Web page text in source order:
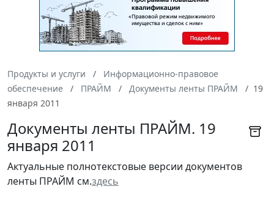
Продукты и услуги
Информационно-правовое
обеспечение
ПРАЙМ Документы ленты ПРАЙМ
19
января 2011
Документы ленты ПРАЙМ. 19
января 2011
Актуальные полнотекстовые версии документов
ленты ПРАЙМ см.здесь